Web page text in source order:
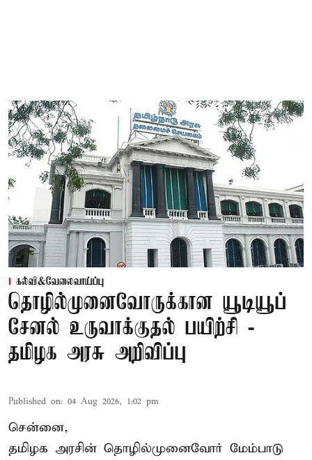
கல்வி&வேலைவாய்ப்பு
தொழில்முனைவோருக்கான யூடியூப்
சேனல் உருவாக்குதல் பயிற்சி -
தமிழக அரசு அறிவிப்பு
Published on: 04 Aug 2026, 1:02 pm
சென்னை,
தமிழக அரசின் தொழில்முனைவோர் மேம்பாடு